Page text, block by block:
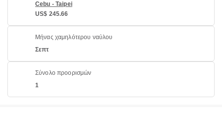
Cebu - Taipei
US$ 245.66
Μήνας χαμηλότερου ναύλου
Σεπτ
Σύνολο προορισμών
1